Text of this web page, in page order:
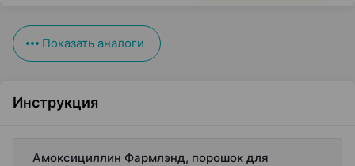
Показать аналоги
Инструкция
Амоксициллин Фармлэнд, порошок для